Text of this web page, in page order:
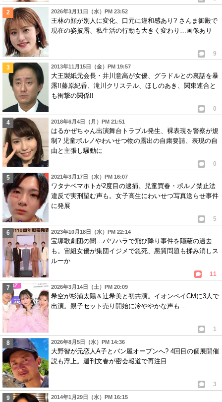
2026年3月11日（水）PM 23:52
王林の顔が別人に変化、口元に違和感あり? さんま御殿で
現在の姿披露、私生活の行動も大きく変わり…画像あり
9
2013年11月15日（金）PM 19:57
大王製紙元会長・井川意高が女優、グラドルとの裏話を暴
露!!藤原紀香、滝川クリステル、ほしのあき、関東連合と
も衝撃の関係!!
0
2018年6月4日（月）PM 21:51
はるかぜちゃん出演舞台トラブル発生、裸表現を警察が規
制? 児童ポルノやわいせつ物の露出の自粛要請、表現の自
由と主張し騒動に
0
2021年3月17日（水）PM 16:07
ワタナベマホトが2度目の逮捕。児童買春・ポルノ禁止法
違反で実刑望む声も。女子高生にわいせつ写真送らせ事件
に発展
5
2023年10月18日（水）PM 22:14
宝塚歌劇団の闇…パワハラで飛び降り事件を隠蔽の過去
も。宙組女優が集団イジメで急死、悪質問題も揉み消しス
ルーか
11
2026年3月14日（土）PM 20:09
希空が杉浦太陽＆辻希美と初共演。イオンペイCMに3人で
出演。親子セット売り開始に冷ややかな声も…
1
2026年8月5日（水）PM 14:36
大野智が元恋人A子とパン屋オープンへ? 4回目の個展開催
説も浮上。週刊文春が密会報道で再注目
3
2014年1月29日（水）PM 16:15